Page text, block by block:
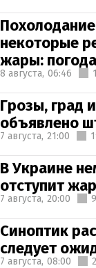
некоторые
жары:
8 августа, 06:46
Грозы, град
объявлено
7 августа, 21:00
В Украине
отступит
7 августа, 20:00
Синоптик
следует
7 августа, 08:00